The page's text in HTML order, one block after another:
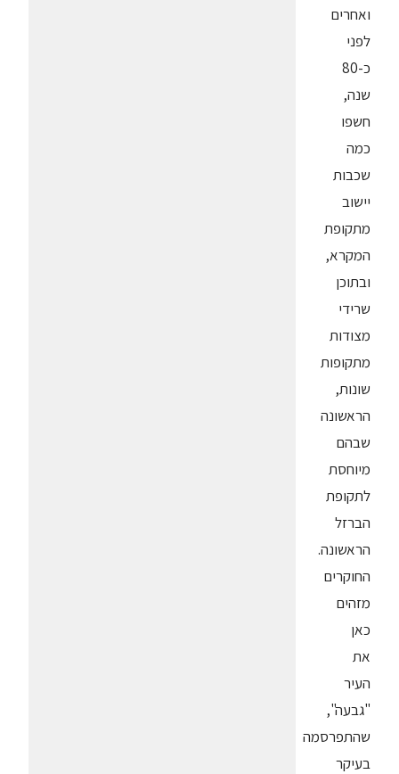
ואחרים
לפני
כ-80
שנה,
חשפו
כמה
שכבות
יישוב
מתקופת
המקרא,
ובתוכן
שרידי
מצודות
מתקופות
שונות,
הראשונה
שבהם
מיוחסת
לתקופת
הברזל
הראשונה.
החוקרים
מזהים
כאן
את
העיר
"גבעה",
שהתפרסמה
בעיקר